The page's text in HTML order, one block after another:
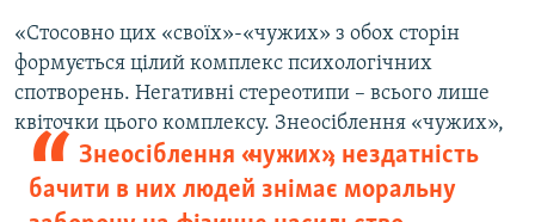
«Стосовно цих «своїх»-«чужих» з обох сторін
формується цілий комплекс психологічних
спотворень. Негативні стереотипи – всього лише
квіточки цього
Знеосіблення «чужих», нездатність
бачити в них людей знімає моральну
комплексу. Знеосіблення «чужих»,